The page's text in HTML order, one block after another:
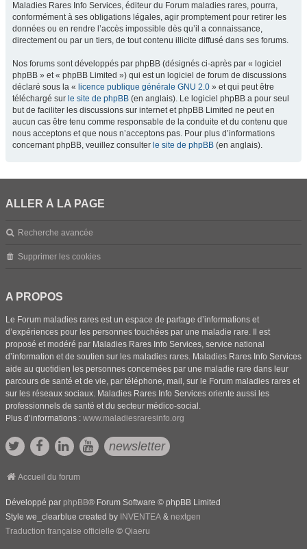
Maladies Rares Info Services, éditeur du Forum maladies rares, pourra,
conformément à ses obligations légales, agir promptement pour retirer les
données ou en rendre l’accès impossible dès qu’il a connaissance,
directement ou par un tiers, de tout contenu illicite diffusé dans ses forums.
Nos forums sont développés par phpBB (désignés ci-après par « logiciel
phpBB » et « phpBB Limited ») qui est un logiciel de forum de discussions
déclaré sous la « licence publique générale GNU 2.0 » et qui peut être
téléchargé sur le site de phpBB (en anglais). Le logiciel phpBB a pour seul
but de faciliter les discussions sur internet et phpBB Limited ne peut en
aucun cas être tenu comme responsable de la conduite et du contenu que
nous acceptons et que nous n’acceptons pas. Pour plus d’informations
concernant phpBB, veuillez consulter le site de phpBB (en anglais).
ALLER À LA PAGE
Recherche avancée
Supprimer les cookies
A PROPOS
Le Forum maladies rares est un espace de partage d’informations et
d’expériences pour les personnes touchées par une maladie rare. Il est
proposé et modéré par Maladies Rares Info Services, service national
d’information et de soutien sur les maladies rares. Maladies Rares Info Services
aide au quotidien les personnes concernées par une maladie rare dans leur
parcours de santé et de vie, par téléphone, mail, sur le Forum maladies rares et
sur les réseaux sociaux. Maladies Rares Info Services oriente aussi les
professionnels de santé et du secteur médico-social.
Plus d’informations : www.maladiesraresinfo.org
newsletter
Accueil du forum
Développé par phpBB® Forum Software © phpBB Limited
Style we_clearblue created by INVENTEA & nextgen
Traduction française officielle © Qiaeru